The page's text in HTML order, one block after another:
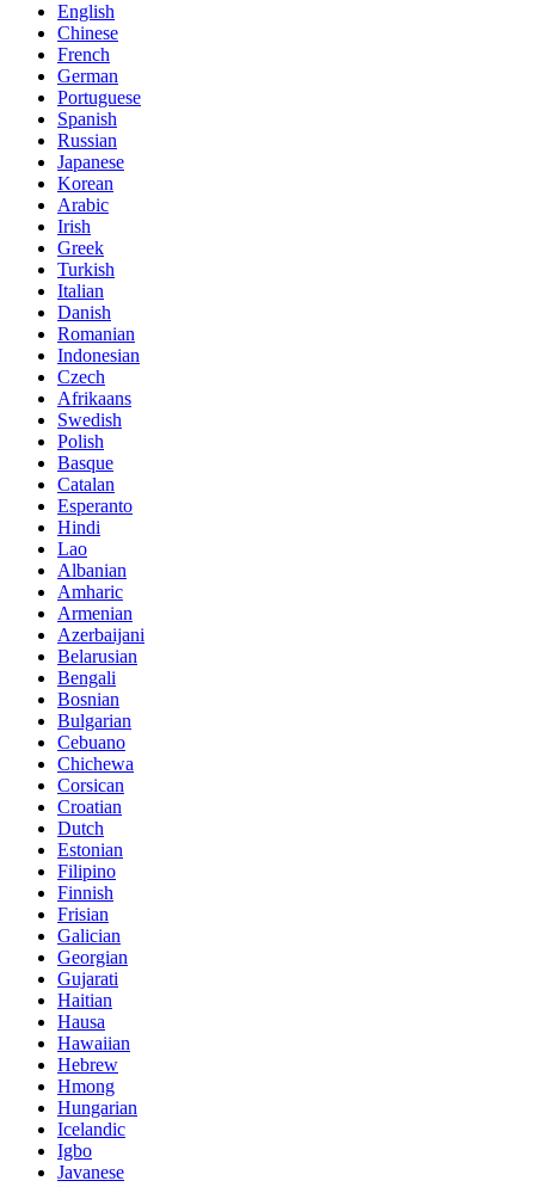
English
Chinese
French
German
Portuguese
Spanish
Russian
Japanese
Korean
Arabic
Irish
Greek
Turkish
Italian
Danish
Romanian
Indonesian
Czech
Afrikaans
Swedish
Polish
Basque
Catalan
Esperanto
Hindi
Lao
Albanian
Amharic
Armenian
Azerbaijani
Belarusian
Bengali
Bosnian
Bulgarian
Cebuano
Chichewa
Corsican
Croatian
Dutch
Estonian
Filipino
Finnish
Frisian
Galician
Georgian
Gujarati
Haitian
Hausa
Hawaiian
Hebrew
Hmong
Hungarian
Icelandic
Igbo
Javanese